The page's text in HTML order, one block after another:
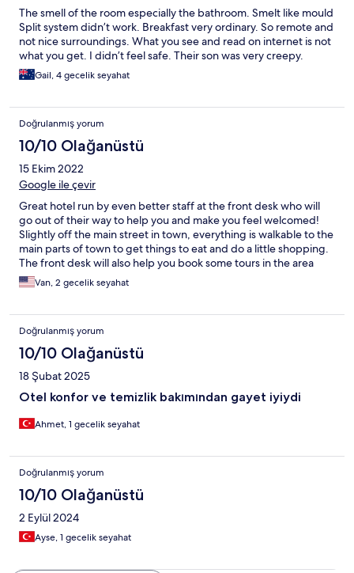
The smell of the room especially the bathroom. Smelt like mould
Split system didn’t work. Breakfast very ordinary. So remote and
not nice surroundings. What you see and read on internet is not
what you get. I didn’t feel safe. Their son was very creepy.
Gail, 4 gecelik seyahat
Doğrulanmış yorum
10/10 Olağanüstü
15 Ekim 2022
Google ile çevir
Great hotel run by even better staff at the front desk who will
go out of their way to help you and make you feel welcomed!
Slightly off the main street in town, everything is walkable to the
main parts of town to get things to eat and do a little shopping.
The front desk will also help you book some tours in the area
including hot air balloon rides, ATV tours, and tours of the area.
Oh and did I mention the bathrooms - just beautiful! Enjoy your
Van, 2 gecelik seyahat
Doğrulanmış yorum
10/10 Olağanüstü
18 Şubat 2025
Otel konfor ve temizlik bakımından gayet iyiydi
Ahmet, 1 gecelik seyahat
Doğrulanmış yorum
10/10 Olağanüstü
2 Eylül 2024
Ayse, 1 gecelik seyahat